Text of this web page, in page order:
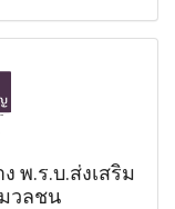
พ.ร.บ.ส่งเสริม
วลชน